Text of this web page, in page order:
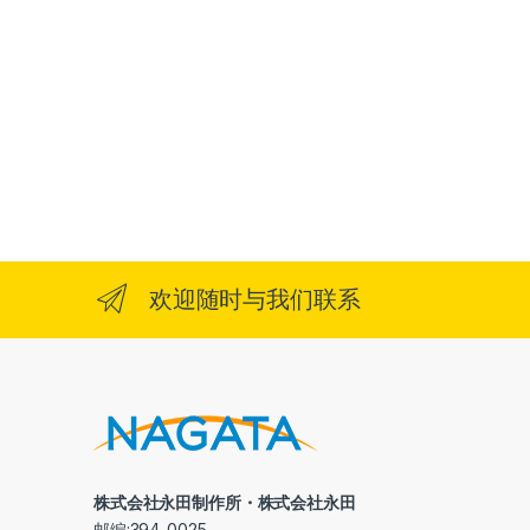
欢迎随时与我们联系
株式会社永田制作所・株式会社永田